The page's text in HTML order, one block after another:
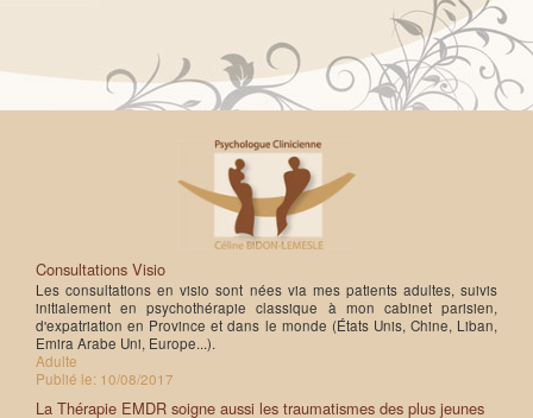
Consultations Visio
Les consultations en visio sont nées via mes patients adultes, suivis
initialement en psychothérapie classique à mon cabinet parisien,
d'expatriation en Province et dans le monde (États Unis, Chine, Liban,
Emira Arabe Uni, Europe...).
Adulte
Publié le: 10/08/2017
La Thérapie EMDR soigne aussi les traumatismes des plus jeunes